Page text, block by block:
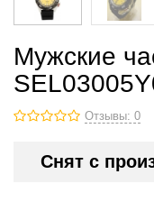
Мужские
Отзывы: 0
Снят с